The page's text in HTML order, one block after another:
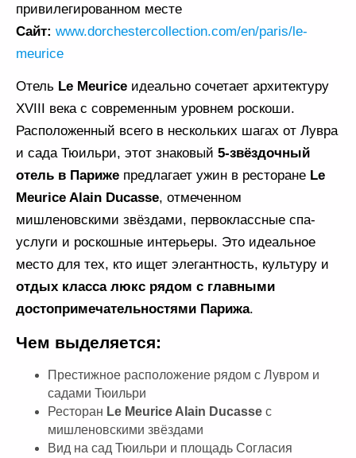
привилегированном месте
Сайт: www.dorchestercollection.com/en/paris/le-
meurice
Отель Le Meurice идеально сочетает архитектуру
XVIII века с современным уровнем роскоши.
Расположенный всего в нескольких шагах от Лувра
и сада Тюильри, этот знаковый 5-звёздочный
отель в Париже предлагает ужин в ресторане Le
Meurice Alain Ducasse, отмеченном
мишленовскими звёздами, первоклассные спа-
услуги и роскошные интерьеры. Это идеальное
место для тех, кто ищет элегантность, культуру и
отдых класса люкс рядом с главными
достопримечательностями Парижа.
Чем выделяется:
Престижное расположение рядом с Лувром и
садами Тюильри
Ресторан Le Meurice Alain Ducasse с
мишленовскими звёздами
Вид на сад Тюильри и площадь Согласия